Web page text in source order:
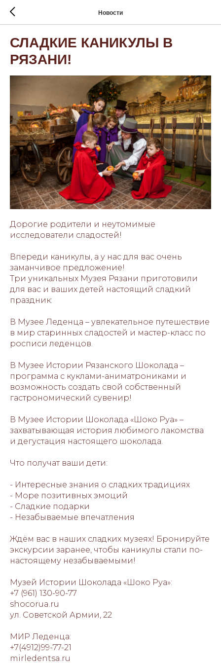
Новости
СЛАДКИЕ КАНИКУЛЫ В
РЯЗАНИ!
Дорогие родители и неутомимые
исследователи сладостей!
Впереди каникулы, а у нас для вас очень
заманчивое предложение!
Три уникальных Музея Рязани приготовили
для вас и ваших детей настоящий сладкий
праздник:
В Музее Леденца – увлекательное путешествие
в мир старинных сладостей и мастер-класс по
росписи леденцов.
В Музее Истории Рязанского Шоколада –
программа с куклами-аниматрониками и
возможность создать свой собственный
гастрономический сувенир!
В Музее Истории Шоколада «Шоко Руа» –
захватывающая история любимого лакомства
и дегустация настоящего шоколада.
Что получат ваши дети:
- Интересные знания о сладких традициях
- Море позитивных эмоций
- Сладкие подарки
- Незабываемые впечатления
Ждём вас в наших сладких музеях! Бронируйте
экскурсии заранее, чтобы каникулы стали по-
настоящему незабываемыми!
Музей Истории Шоколада «Шоко Руа»:
+7 (961) 130-90-77
shocorua.ru
ул. Советской Армии, 22
МИР Леденца:
+7(4912)99-77-21
mirledentsa.ru